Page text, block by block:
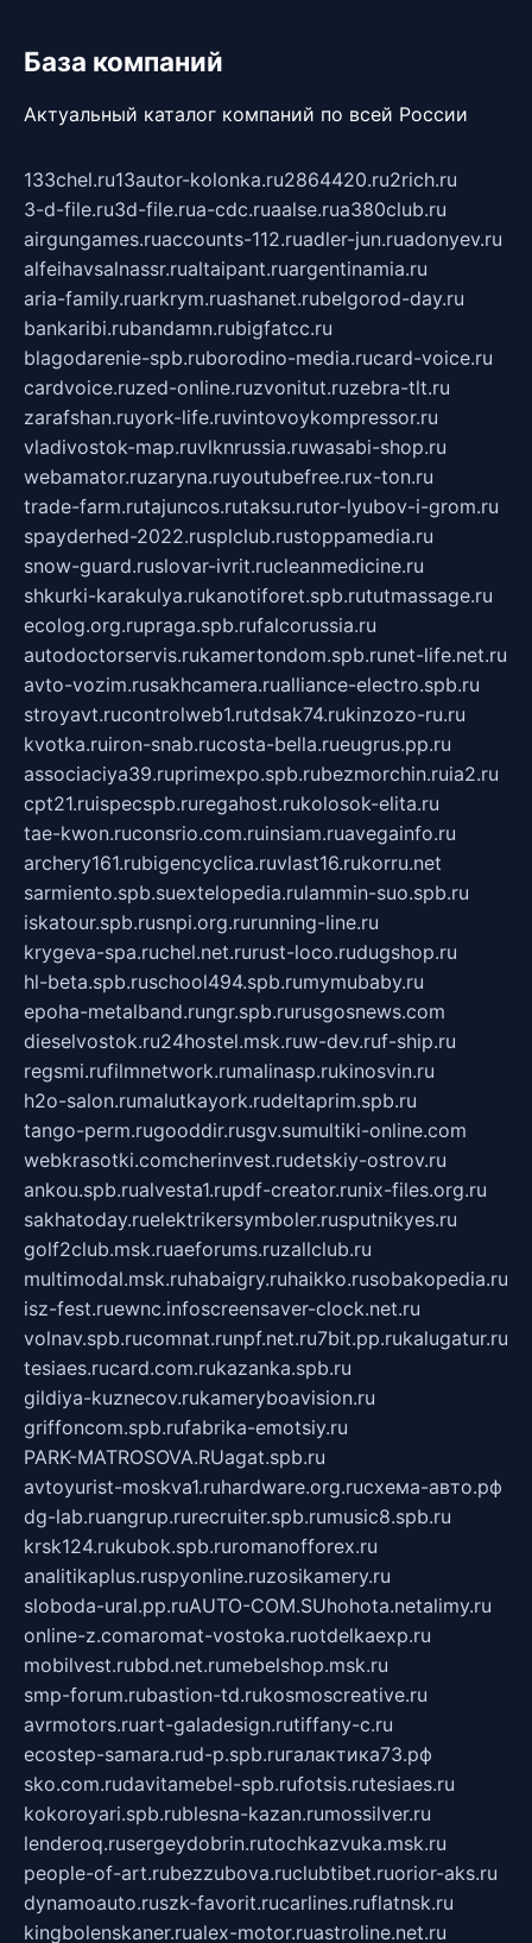
База компаний
Актуальный каталог компаний по всей России
133chel.ru13autor-kolonka.ru2864420.ru2rich.ru
3-d-file.ru3d-file.rua-cdc.ruaalse.rua380club.ru
airgungames.ruaccounts-112.ruadler-jun.ruadonyev.ru
alfeihavsalnassr.rualtaipant.ruargentinamia.ru
aria-family.ruarkrym.ruashanet.rubelgorod-day.ru
bankaribi.rubandamn.rubigfatcc.ru
blagodarenie-spb.ruborodino-media.rucard-voice.ru
cardvoice.ruzed-online.ruzvonitut.ruzebra-tlt.ru
zarafshan.ruyork-life.ruvintovoykompressor.ru
vladivostok-map.ruvlknrussia.ruwasabi-shop.ru
webamator.ruzaryna.ruyoutubefree.rux-ton.ru
trade-farm.rutajuncos.rutaksu.rutor-lyubov-i-grom.ru
spayderhed-2022.rusplclub.rustoppamedia.ru
snow-guard.ruslovar-ivrit.rucleanmedicine.ru
shkurki-karakulya.rukanotiforet.spb.rututmassage.ru
ecolog.org.rupraga.spb.rufalcorussia.ru
autodoctorservis.rukamertondom.spb.runet-life.net.ru
avto-vozim.rusakhcamera.rualliance-electro.spb.ru
stroyavt.rucontrolweb1.rutdsak74.rukinzozo-ru.ru
kvotka.ruiron-snab.rucosta-bella.rueugrus.pp.ru
associaciya39.ruprimexpo.spb.rubezmorchin.ruia2.ru
cpt21.ruispecspb.ruregahost.rukolosok-elita.ru
tae-kwon.ruconsrio.com.ruinsiam.ruavegainfo.ru
archery161.rubigencyclica.ruvlast16.rukorru.net
sarmiento.spb.suextelopedia.rulammin-suo.spb.ru
iskatour.spb.rusnpi.org.rurunning-line.ru
krygeva-spa.ruchel.net.rurust-loco.rudugshop.ru
hl-beta.spb.ruschool494.spb.rumymubaby.ru
epoha-metalband.rungr.spb.rurusgosnews.com
dieselvostok.ru24hostel.msk.ruw-dev.ruf-ship.ru
regsmi.rufilmnetwork.rumalinasp.rukinosvin.ru
h2o-salon.rumalutkayork.rudeltaprim.spb.ru
tango-perm.rugooddir.rusgv.sumultiki-online.com
webkrasotki.comcherinvest.rudetskiy-ostrov.ru
ankou.spb.rualvesta1.rupdf-creator.runix-files.org.ru
sakhatoday.ruelektrikersymboler.rusputnikyes.ru
golf2club.msk.ruaeforums.ruzallclub.ru
multimodal.msk.ruhabaigry.ruhaikko.rusobakopedia.ru
isz-fest.ruewnc.infoscreensaver-clock.net.ru
volnav.spb.rucomnat.runpf.net.ru7bit.pp.rukalugatur.ru
tesiaes.rucard.com.rukazanka.spb.ru
gildiya-kuznecov.rukameryboavision.ru
griffoncom.spb.rufabrika-emotsiy.ru
PARK-MATROSOVA.RUagat.spb.ru
avtoyurist-moskva1.ruhardware.org.ruсхема-авто.рф
dg-lab.ruangrup.rurecruiter.spb.rumusic8.spb.ru
krsk124.rukubok.spb.ruromanofforex.ru
analitikaplus.ruspyonline.ruzosikamery.ru
sloboda-ural.pp.ruAUTO-COM.SUhohota.netalimy.ru
online-z.comaromat-vostoka.ruotdelkaexp.ru
mobilvest.rubbd.net.rumebelshop.msk.ru
smp-forum.rubastion-td.rukosmoscreative.ru
avrmotors.ruart-galadesign.rutiffany-c.ru
ecostep-samara.rud-p.spb.ruгалактика73.рф
sko.com.rudavitamebel-spb.rufotsis.rutesiaes.ru
kokoroyari.spb.rublesna-kazan.rumossilver.ru
lenderoq.rusergeydobrin.rutochkazvuka.msk.ru
people-of-art.rubezzubova.ruclubtibet.ruorior-aks.ru
dynamoauto.ruszk-favorit.rucarlines.ruflatnsk.ru
kingbolenskaner.rualex-motor.ruastroline.net.ru